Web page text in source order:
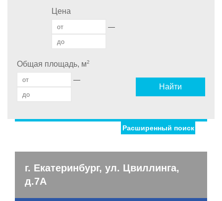
Цена
—
Общая площадь, м2
—
Найти
Дом
Дата публикации
Номер объекта
Жилая площадь
Расширенный поиск
г. Екатеринбург, ул. Цвиллинга,
д.7А